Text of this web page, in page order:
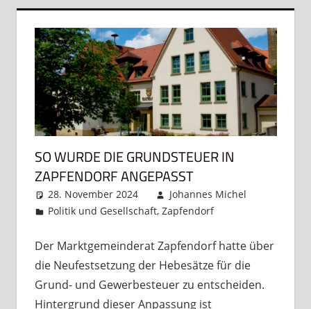
SO WURDE DIE GRUNDSTEUER IN
ZAPFENDORF ANGEPASST
28. November 2024
Johannes Michel
Politik und Gesellschaft,Zapfendorf
hinterlassen
Der Marktgemeinderat Zapfendorf hatte über
die Neufestsetzung der Hebesätze für die
Grund- und Gewerbesteuer zu entscheiden.
Hintergrund dieser Anpassung ist